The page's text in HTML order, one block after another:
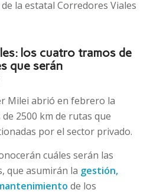
la estatal Corredores Viales
los cuatro tramos de
que serán
Milei abrió en febrero la
2500 km de rutas que
por el sector privado.
cuáles serán las
que asumirán la gestión,
de los